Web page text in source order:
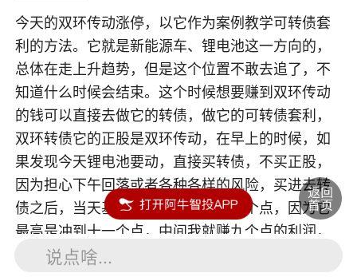
今天的双环传动涨停，以它作为案例教学可转债套
利的方法。它就是新能源车、锂电池这一方向的，
总体在走上升趋势，但是这个位置不敢去追了，不
知道什么时候会结束。这个时候想要赚到双环传动
的钱可以直接去做它的转债，做它的可转债套利，
双环转债它的正股是双环传动，在早上的时候，如
果发现今天锂电池要动，直接买转债，不买正股，
因为担心下午回落或者各种各样的风险，买进去转
债之后，当天基本上就可能是在八九个点，因为它
最高是冲到十一个点，中间我就赚九个点的利润，
然后马上就做一个获利了结。在热点上的可转债大
说点啥...